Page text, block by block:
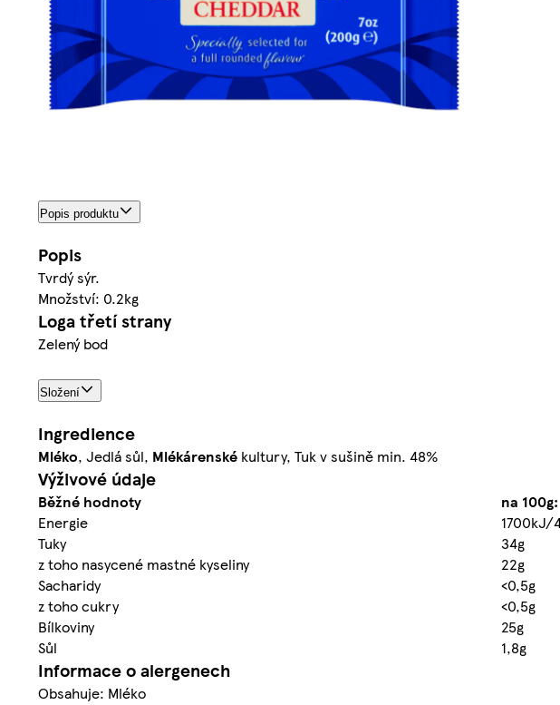
Popis produktu
Popis
Tvrdý sýr.
Množství: 0.2kg
Loga třetí strany
Zelený bod
Složení
Ingredience
Mléko, Jedlá sůl, Mlékárenské kultury, Tuk v sušině min. 48%
Výživové údaje
Běžné hodnoty
na 100g:
Energie
1700kJ/
Tuky
34g
z toho nasycené mastné kyseliny
22g
Sacharidy
<0,5g
z toho cukry
<0,5g
Bílkoviny
25g
Sůl
1,8g
Informace o alergenech
Obsahuje: Mléko